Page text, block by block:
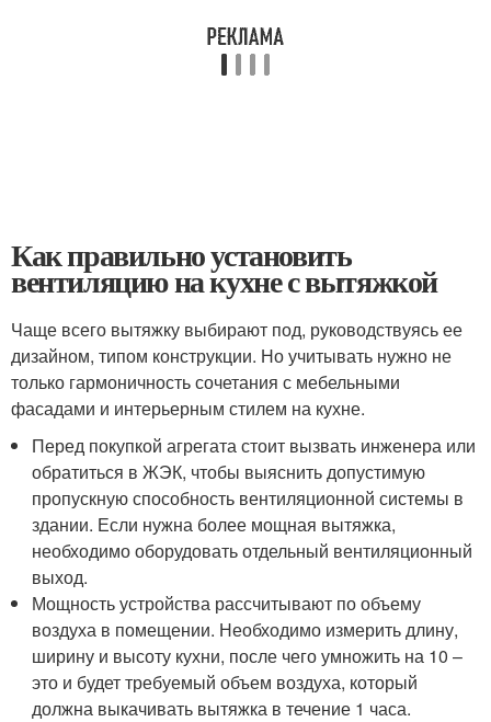
Как правильно установить
вентиляцию на кухне с вытяжкой
Чаще всего вытяжку выбирают под, руководствуясь ее
дизайном, типом конструкции. Но учитывать нужно не
только гармоничность сочетания с мебельными
фасадами и интерьерным стилем на кухне.
Перед покупкой агрегата стоит вызвать инженера или
обратиться в ЖЭК, чтобы выяснить допустимую
пропускную способность вентиляционной системы в
здании. Если нужна более мощная вытяжка,
необходимо оборудовать отдельный вентиляционный
выход.
Мощность устройства рассчитывают по объему
воздуха в помещении. Необходимо измерить длину,
ширину и высоту кухни, после чего умножить на 10 –
это и будет требуемый объем воздуха, который
должна выкачивать вытяжка в течение 1 часа.